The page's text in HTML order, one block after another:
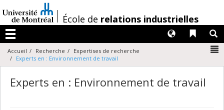
au
contenu
/École de relations industrielles
Menu
Liens
Langues
Accueil Recherche
Expertises de recherche
Experts en : Environnement de travail
Experts en : Environnement de travail